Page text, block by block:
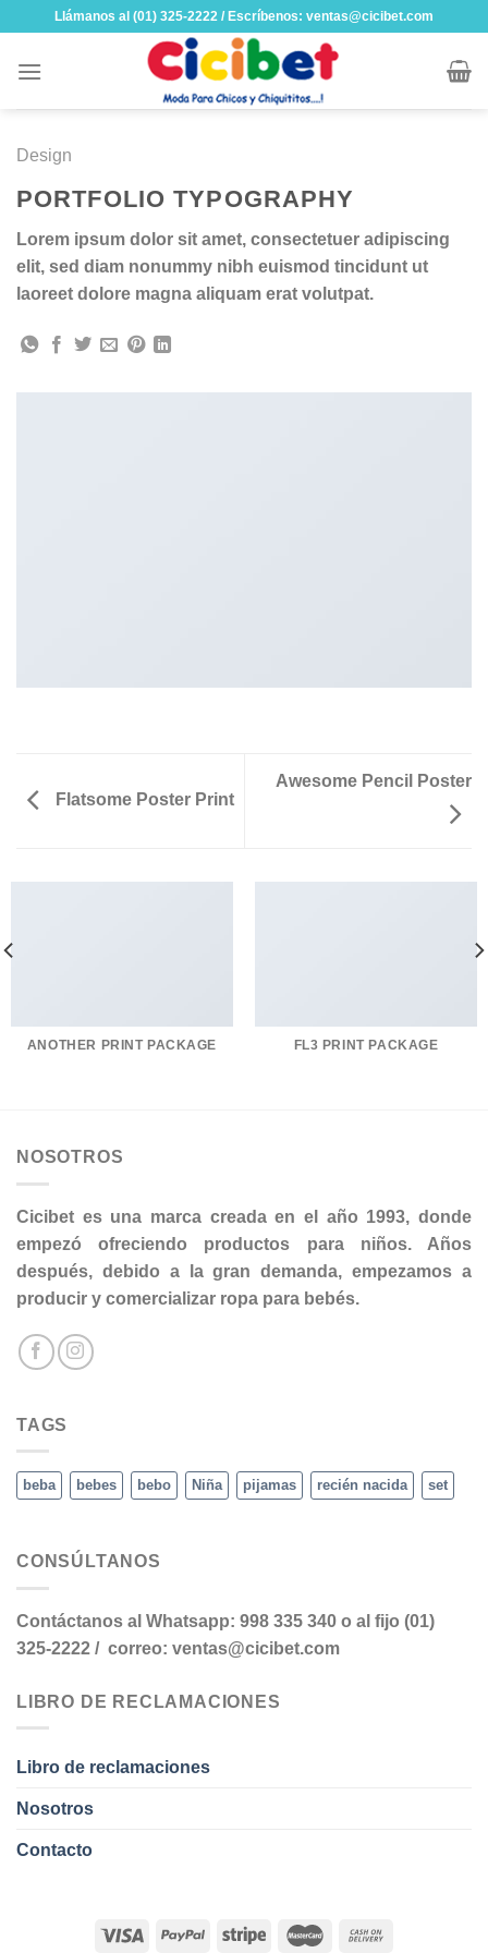
content
Llámanos al (01) 325-2222 / Escríbenos: ventas@cicibet.com
Design
PORTFOLIO TYPOGRAPHY
Lorem ipsum dolor sit amet, consectetuer adipiscing
elit, sed diam nonummy nibh euismod tincidunt ut
laoreet dolore magna aliquam erat volutpat.
Flatsome Poster Print
Awesome Pencil Poster
ANOTHER PRINT PACKAGE FL3 PRINT PACKAGE
NOSOTROS
Cicibet es una marca creada en el año 1993, donde
empezó ofreciendo productos para niños. Años
después, debido a la gran demanda, empezamos a
producir y comercializar ropa para bebés.
TAGS
beba bebes bebo Niña pijamas recién nacida set
CONSÚLTANOS
Contáctanos al Whatsapp: 998 335 340 o al fijo (01)
325-2222 / correo: ventas@cicibet.com
LIBRO DE RECLAMACIONES
Libro de reclamaciones
Nosotros
Contacto